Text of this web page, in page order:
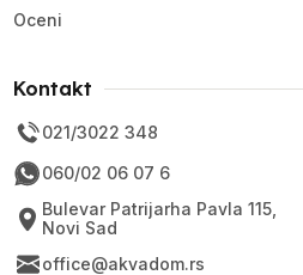
Oceni
Kontakt
021/3022 348
060/02 06 07 6
Bulevar Patrijarha Pavla 115,
Novi Sad
office@akvadom.rs